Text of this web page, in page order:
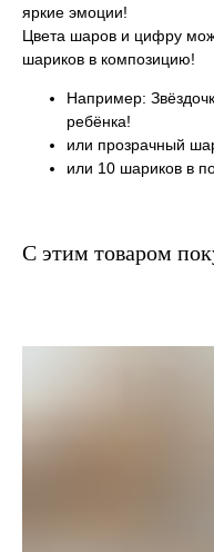
яркие эмоции!
Цвета шаров и цифру
шариков в композицию!
Например:
ребёнка!
или прозрачный
или 10 шариков в
С этим товаром